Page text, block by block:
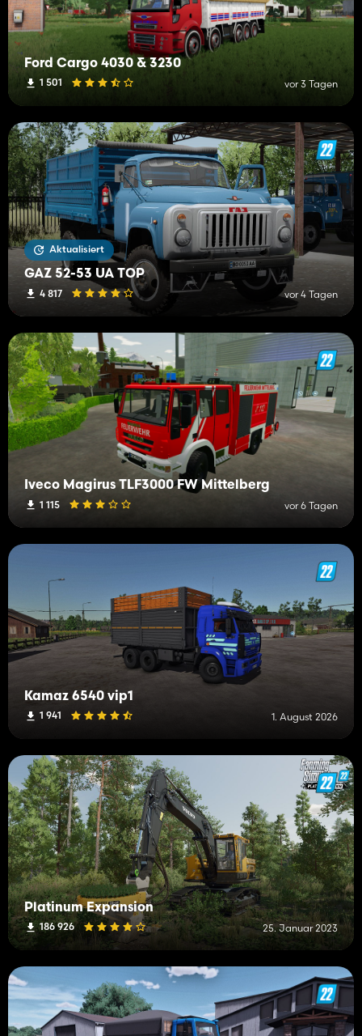
Ford Cargo 4030 & 3230
1 501 vor 3 Tagen
Aktualisiert
GAZ 52-53 UA TOP
4 817 vor 4 Tagen
Iveco Magirus TLF3000 FW Mittelberg
1 115 vor 6 Tagen
Kamaz 6540 vip1
1 941 1. August 2026
Platinum Expansion
186 926 25. Januar 2023